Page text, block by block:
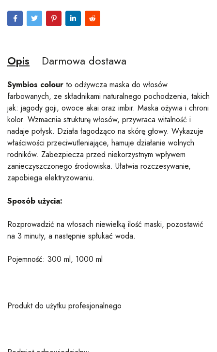
Opis Darmowa dostawa
Symbios colour to odżywcza maska do włosów
farbowanych, ze składnikami naturalnego pochodzenia, takich
jak: jagody goji, owoce akai oraz imbir. Maska ożywia i chroni
kolor. Wzmacnia strukturę włosów, przywraca witalność i
nadaje połysk. Działa łagodząco na skórę głowy. Wykazuje
właściwości przeciwutleniające, hamuje działanie wolnych
rodników. Zabezpiecza przed niekorzystnym wpływem
zanieczyszczonego środowiska. Ułatwia rozczesywanie,
zapobiega elektryzowaniu.
Sposób użycia:
Rozprowadzić na włosach niewielką ilość maski, pozostawić
na 3 minuty, a następnie spłukać woda.
Pojemność: 300 ml, 1000 ml
Produkt do użytku profesjonalnego